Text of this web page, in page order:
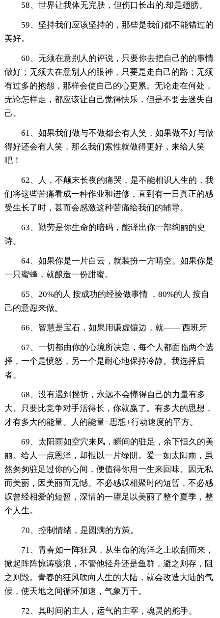
58、世界让我体无完肤，但伤口长出的.却是翅膀。
59、坚持我们应该坚持的，那些是我们都不能错过的
美好。
60、无须在意别人的评说，只要你去把自己的的事情
做好；无须去在意别人的眼神，只要是走自己的路；无须
有过多的抱怨，那样会使自己的心更累。无论走在何处，
无论怎样走，都应该让自己觉得快乐，但是不要去迷失自
己。
61、如果我们做与不做都会有人笑，如果做不好与做
得好还会有人笑，那么我们索性就做得更好，来给人笑
吧！
62、人，不颠末长夜的痛哭，是不能相识人生的，我
们将这些苦痛看成一种作业和进修，直到有一日真正的感
受生长了时，甚而会感激这种苦痛给我们的辅导。
63、勤劳是你生命的暗码，能译出你一部绚丽的史
诗。
64、如果你是一片白云，就装扮一方晴空。如果你是
一只蜜蜂，就酿造一份甜蜜。
65、20%的人 按成功的经验做事情 ，80%的人 按自
己的意愿来做。
66、智慧是宝石，如果用谦虚镶边，就—— 西班牙
67、一切都由你的心境所决定，每个人都面临两个选
择，一个是愤怒，另一个是耐心地保持冷静。我选择后
者。
68、没有遇到挫折，永远不会懂得自己的力量有多
大。只要比竞争对手活得长，你就赢了。有多大的思想，
才有多大的能量。人的能量=思想+行动速度的平方。
69、太阳雨如空穴来风，瞬间的驻足，余下恒久的美
丽。给人一点恩泽，却报以一片绿阴。爱一如太阳雨，虽
然匆匆驻足过你的心间，便值得你用一生来回味。因无私
而美丽，因美丽而无憾。不必感叹相聚时的短暂，不必感
叹曾经相爱的短暂，深情的一望足以美丽了整个夏季，整
个人生。
70、控制情绪，是圆满的方策。
71、青春如一阵狂风，从生命的海洋之上吹刮而来，
掀起阵阵惊涛骇浪，不管他轻舟还是鱼群，避之则存，阻
之则毁。青春的狂风吹向人生的大陆，就会改造大陆的气
候，使天地之间循环加速，气象万千。
72、其时间的主人，运气的主宰，魂灵的舵手。